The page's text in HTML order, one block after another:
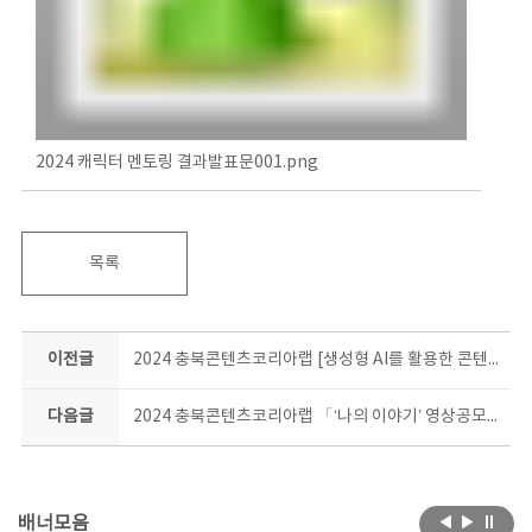
2024 캐릭터 멘토링 결과발표문001.png
목록
이전글 2024 충북콘텐츠코리아랩 [생성형 AI를 활용한 콘텐츠 창작과정] 전자책 제작 교육생 모집 공고
다음글 2024 충북콘텐츠코리아랩 「‘나의 이야기’ 영상공모전」
배너모음